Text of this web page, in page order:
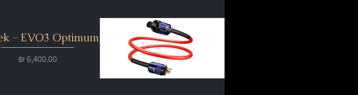
- EVO3 Optimum
מחיר